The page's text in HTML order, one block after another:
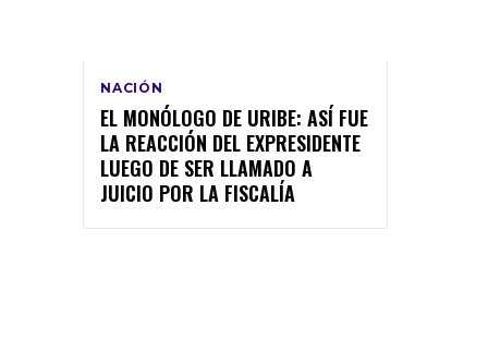
NACIÓN
EL MONÓLOGO DE URIBE: ASÍ FUE
LA REACCIÓN DEL EXPRESIDENTE
LUEGO DE SER LLAMADO A
JUICIO POR LA FISCALÍA